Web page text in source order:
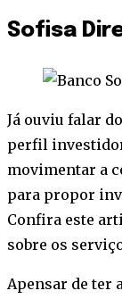
Sofisa
Já ouviu falar
perfil
movimentar a
para propor
Confira este
sobre os
Apensar de ter